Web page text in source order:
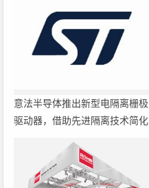
意法半导体推出新型电隔离栅极
驱动器，借助先进隔离技术简化